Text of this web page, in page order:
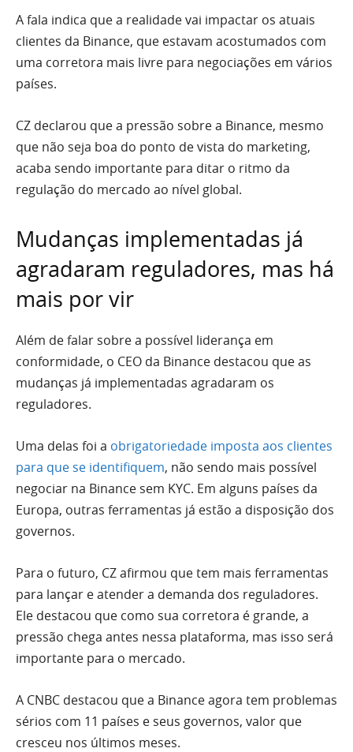
A fala indica que a realidade vai impactar os atuais
clientes da Binance, que estavam acostumados com
uma corretora mais livre para negociações em vários
países.
CZ declarou que a pressão sobre a Binance, mesmo
que não seja boa do ponto de vista do marketing,
acaba sendo importante para ditar o ritmo da
regulação do mercado ao nível global.
Mudanças implementadas já
agradaram reguladores, mas há
mais por vir
Além de falar sobre a possível liderança em
conformidade, o CEO da Binance destacou que as
mudanças já implementadas agradaram os
reguladores.
Uma delas foi a obrigatoriedade imposta aos clientes
para que se identifiquem, não sendo mais possível
negociar na Binance sem KYC. Em alguns países da
Europa, outras ferramentas já estão a disposição dos
governos.
Para o futuro, CZ afirmou que tem mais ferramentas
para lançar e atender a demanda dos reguladores.
Ele destacou que como sua corretora é grande, a
pressão chega antes nessa plataforma, mas isso será
importante para o mercado.
A CNBC destacou que a Binance agora tem problemas
sérios com 11 países e seus governos, valor que
cresceu nos últimos meses.